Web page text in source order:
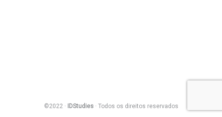
©2022 · IDStudies· Todos os direitos reservados